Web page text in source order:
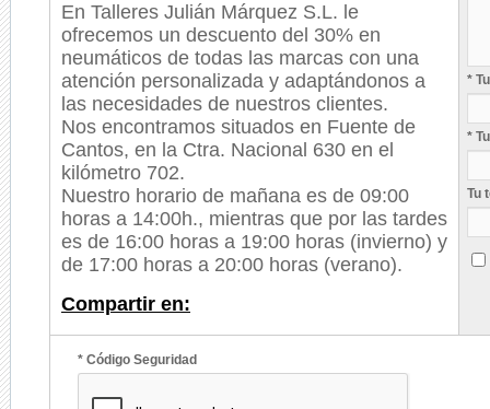
En Talleres Julián Márquez S.L. le
ofrecemos un descuento del 30% en
neumáticos de todas las marcas con una
atención personalizada y adaptándonos a
las necesidades de nuestros clientes.
Nos encontramos situados en Fuente de
Cantos, en la Ctra. Nacional 630 en el
kilómetro 702.
Nuestro horario de mañana es de 09:00
horas a 14:00h., mientras que por las tardes
es de 16:00 horas a 19:00 horas (invierno) y
de 17:00 horas a 20:00 horas (verano).
Compartir en:
*
*
Tu
* Código Seguridad